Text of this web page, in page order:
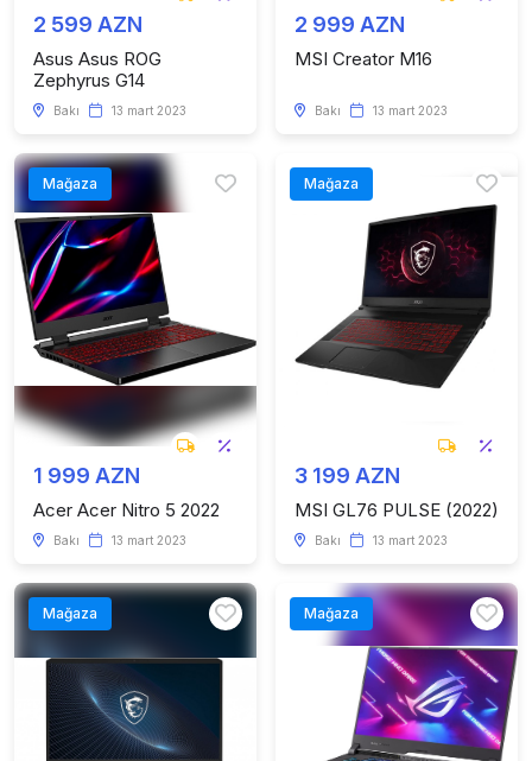
2 599 AZN
Asus Asus ROG
Zephyrus G14
Bakı 13 mart 2023
2 999 AZN
MSI Creator M16
Bakı 13 mart 2023
Mağaza
1 999 AZN
Acer Acer Nitro 5 2022
Bakı 13 mart 2023
Mağaza
3 199 AZN
MSI GL76 PULSE (2022)
Bakı 13 mart 2023
Mağaza Mağaza